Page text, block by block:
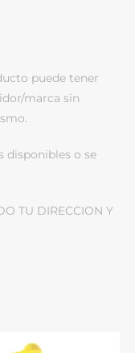
puede tener
marca sin
disponibles o se
TU DIRECCION Y